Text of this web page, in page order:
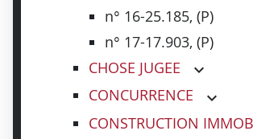
n° 16-25.185, (P)
n° 17-17.903, (P)
CHOSE JUGEE
CONCURRENCE
CONSTRUCTION